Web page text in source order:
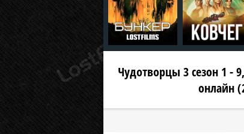
Чудотворцы 3 сезон 1 -
онлайн